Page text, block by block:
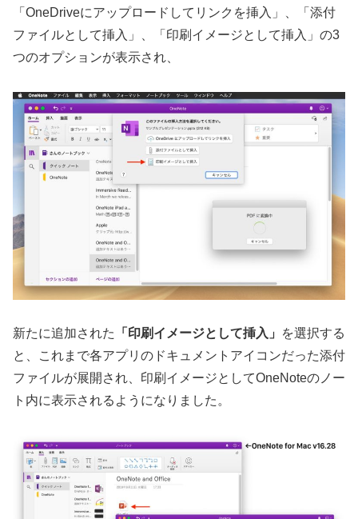
「OneDriveにアップロードしてリンクを挿入」、「添付
ファイルとして挿入」、「印刷イメージとして挿入」の3
つのオプションが表示され、
新たに追加された 「印刷イメージとして挿入」
を選択する
と、これまで各アプリのドキュメントアイコンだった添付
ファイルが展開され、印刷イメージとしてOneNoteのノー
ト内に表示されるようになりました。